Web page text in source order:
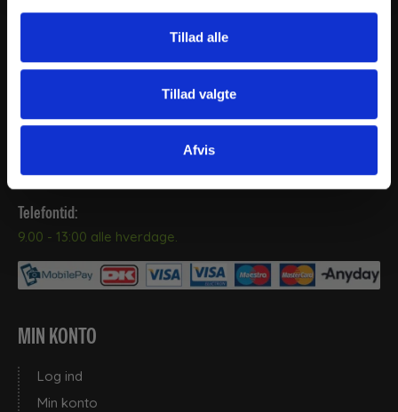
Tillad alle
Tillad valgte
Afvis
THY CLEAN APS
post@thy-clean.dk
Gartnerivej 26, 7500, Holstebro
CVR: 77136215
Telefontid:
9.00 - 13:00 alle hverdage.
MIN KONTO
Log ind
Min konto